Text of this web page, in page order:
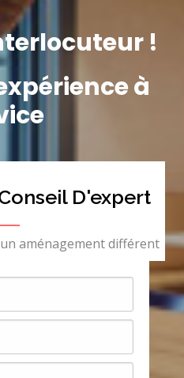
!
à
D'expert
aménagement différent